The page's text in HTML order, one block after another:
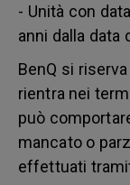
- Unità con
anni dalla data
BenQ si
rientra nei
può
mancato o
effettuati